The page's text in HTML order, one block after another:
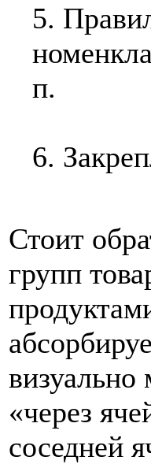
5.
п.
6.
Стоит
групп
«через
соседней